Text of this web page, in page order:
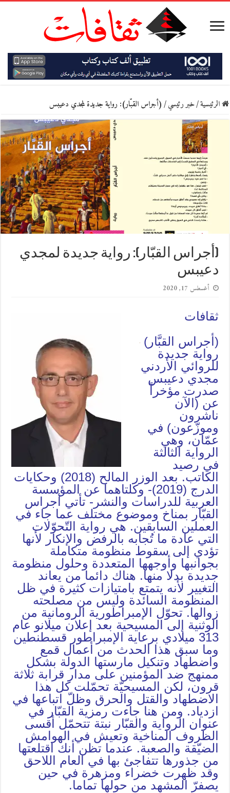
الرئيسية/خبر رئيسي/(أجراس القبّار): رواية جديدة لمجدي دعيبس
(أجراس القبّار): رواية جديدة لمجدي
دعيبس
أغسطس 17, 2020
ثقافات
(أجراس القبَّار)
رواية جديدة
للروائي الأردني
مجدي دعيبس
صدرت مؤخراً
عن (الآن
ناشرون
وموزّعون) في
عمّان، وهي
الرواية الثالثة
في رصيد
الكاتب. بعد الوزر المالح (2018) وحكايات
الدرج (2019)- وكلتاهما عن المؤسسة
العربية للدراسات والنشر- تأتي أجراس
القبّار بمناخ وموضوع مختلف عما جاء في
العملين السابقين. هي رواية التّحوّلات
التي عادة ما تُجابه بالرفض والإنكار لأنها
تؤدي إلى سقوط منظومة متكاملة
بجوانبها وأوجهها المتعددة وحلول منظومة
جديدة بدلا منها. هناك دائما من يعاند
التغيير لأنه يتمتع بامتيازات كثيرة في ظل
المنظومة السائدة وليس من مصلحته
زوالها. تحوّل الإمبراطورية الرومانية من
الوثنية إلى المسيحية بعد إعلان ميلانو عام
313 ميلادي برعاية الإمبراطور قسطنطين
وما سبق هذا الحدث من أعمال قمع
واضطهاد وتنكيل مارستها الدولة بشكل
ممنهج ضد المؤمنين على مدار قرابة ثلاثة
قرون، لكن المسيحيّة تحمّلت كل هذا
الاضطهاد والقتل والحرق وظلّ اتباعها في
ازدياد. ومن هنا جاءت رمزية القبّار في
عنوان الرواية والقبّار نبتة تتحمّل أقسى
الظروف المناخية وتعيش في الهوامش
الضيّقة والصعبة. عندما تظن أنك اقتلعتها
من جذورها تتفاجئ بها في العام اللاحق
وقد ظهرت خضراء ومزهرة في حين
يصفرّ المشهد من حولها تماما.